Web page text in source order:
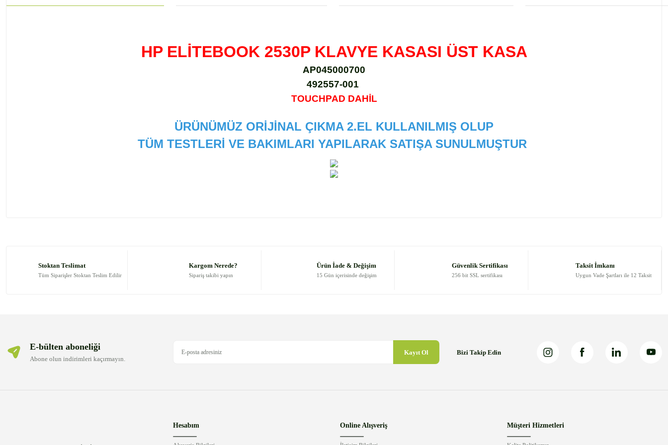
HP ELİTEBOOK 2530P KLAVYE KASASI ÜST KASA
AP045000700
492557-001
TOUCHPAD DAHİL
ÜRÜNÜMÜZ ORİJİNAL ÇIKMA 2.EL KULLANILMIŞ OLUP
TÜM TESTLERİ VE BAKIMLARI YAPILARAK SATIŞA SUNULMUŞTUR
Ürün bilgilerinde hatalar bulunuyor.
Stoktan Teslimat
Tüm Siparişler Stoktan Teslim Edilir
Kargom Nerede?
Sipariş takibi yapın
Ürün İade & Değişim
15 Gün içerisinde değişim
Güvenlik Sertifikası
256 bit SSL sertifikası
Taksit İmkanı
Uygun Vade Şartları ile 12 Taksit
E-bülten aboneliği
Abone olun indirimleri kaçırmayın.
Kayıt Ol Bizi Takip Edin
Hesabım Online Alışveriş Müşteri Hizmetleri